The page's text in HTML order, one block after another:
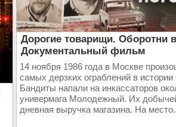
Дорогие товарищи. Оборотни
Документальный фильм
14 ноября 1986 года в Москве
самых дерзких ограблений в
Бандиты напали на инкассаторов
универмага Молодежный. Их
дневная выручка магазина. На